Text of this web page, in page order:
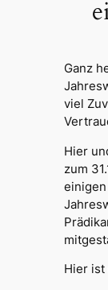
Ganz
viel
Hier
zum
Hier ist